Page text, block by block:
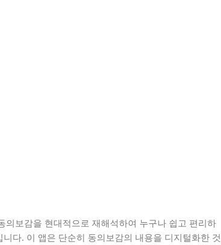
보감을 현대적으로 재해석하여 누구나 쉽고 편리하
다. 이 앱은 단순히 동의보감의 내용을 디지털화한 것